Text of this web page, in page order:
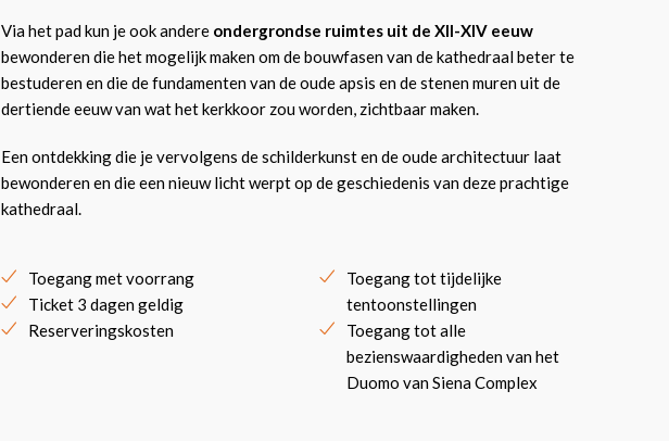
Via het pad kun je ook andere ondergrondse ruimtes uit de XII-XIV eeuw
bewonderen die het mogelijk maken om de bouwfasen van de kathedraal beter te
bestuderen en die de fundamenten van de oude apsis en de stenen muren uit de
dertiende eeuw van wat het kerkkoor zou worden, zichtbaar maken.
Een ontdekking die je vervolgens de schilderkunst en de oude architectuur laat
bewonderen en die een nieuw licht werpt op de geschiedenis van deze prachtige
kathedraal.
Toegang met voorrang
Ticket 3 dagen geldig
Reserveringskosten
Toegang tot tijdelijke
tentoonstellingen
Toegang tot alle
bezienswaardigheden van het
Duomo van Siena Complex